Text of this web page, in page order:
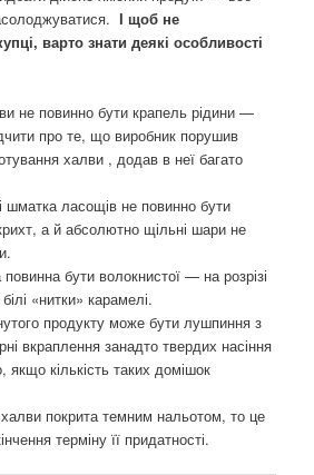
І щоб не
варто знати деякі особливості
не повинно бути крапель рідини —
про те, що виробник порушив
халви , додав в неї багато
шматка ласощів не повинно бути
а й абсолютно щільні шари не
бути волокнистої — на розрізі
«нитки» карамелі.
продукту може бути лушпиння з
вкраплення занадто твердих насіння
кількість таких домішок
покрита темним нальотом, то це
терміну її придатності.